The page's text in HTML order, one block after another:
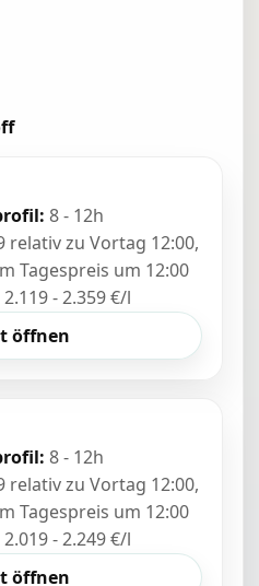
8 - 12h
relativ zu Vortag 12:00,
Tagespreis um 12:00
2.119 - 2.359 €/l
öffnen
8 - 12h
relativ zu Vortag 12:00,
Tagespreis um 12:00
2.019 - 2.249 €/l
öffnen